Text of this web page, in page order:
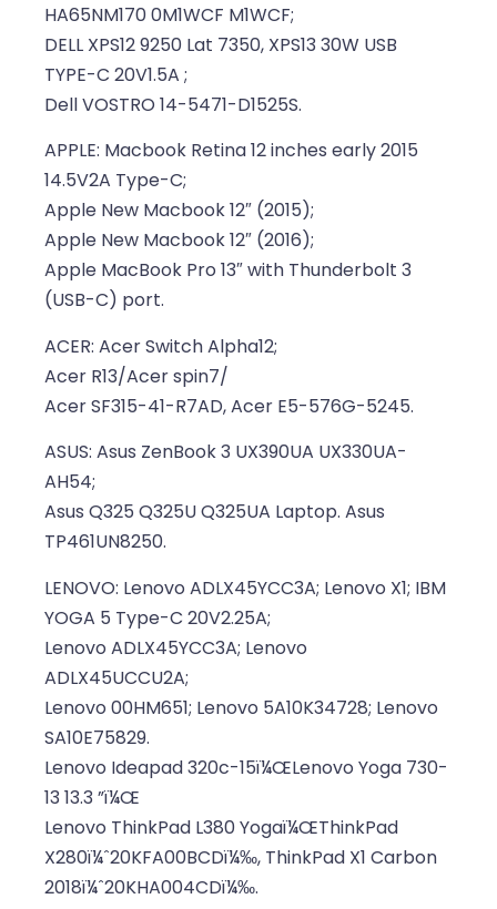
HA65NM170 0M1WCF M1WCF;
DELL XPS12 9250 Lat 7350, XPS13 30W USB
TYPE-C 20V1.5A ;
Dell VOSTRO 14-5471-D1525S.
APPLE: Macbook Retina 12 inches early 2015
14.5V2A Type-C;
Apple New Macbook 12″ (2015);
Apple New Macbook 12″ (2016);
Apple MacBook Pro 13″ with Thunderbolt 3
(USB-C) port.
ACER: Acer Switch Alpha12;
Acer R13/Acer spin7/
Acer SF315-41-R7AD, Acer E5-576G-5245.
ASUS: Asus ZenBook 3 UX390UA UX330UA-
AH54;
Asus Q325 Q325U Q325UA Laptop. Asus
TP461UN8250.
LENOVO: Lenovo ADLX45YCC3A; Lenovo X1; IBM
YOGA 5 Type-C 20V2.25A;
Lenovo ADLX45YCC3A; Lenovo
ADLX45UCCU2A;
Lenovo 00HM651; Lenovo 5A10K34728; Lenovo
SA10E75829.
Lenovo Ideapad 320c-15ï¼ŒLenovo Yoga 730-
13 13.3 ”ï¼Œ
Lenovo ThinkPad L380 Yogaï¼ŒThinkPad
X280ï¼ˆ20KFA00BCDï¼‰, ThinkPad X1 Carbon
2018ï¼ˆ20KHA004CDï¼‰.